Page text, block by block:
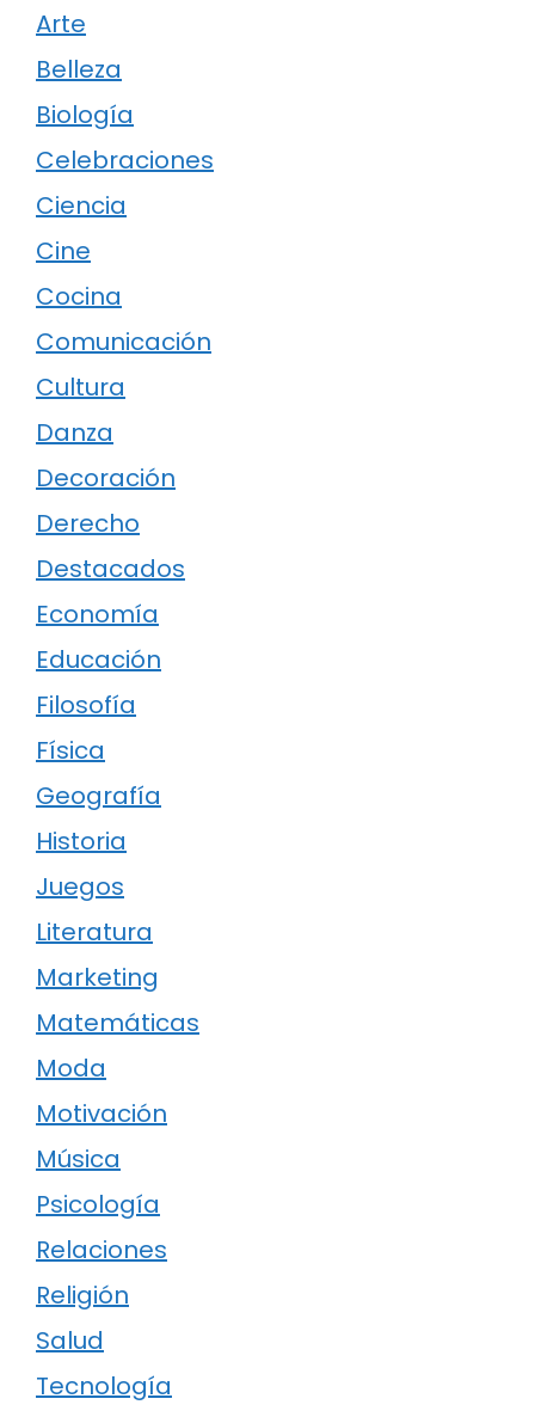
Arte
Belleza
Biología
Celebraciones
Ciencia
Cine
Cocina
Comunicación
Cultura
Danza
Decoración
Derecho
Destacados
Economía
Educación
Filosofía
Física
Geografía
Historia
Juegos
Literatura
Marketing
Matemáticas
Moda
Motivación
Música
Psicología
Relaciones
Religión
Salud
Tecnología